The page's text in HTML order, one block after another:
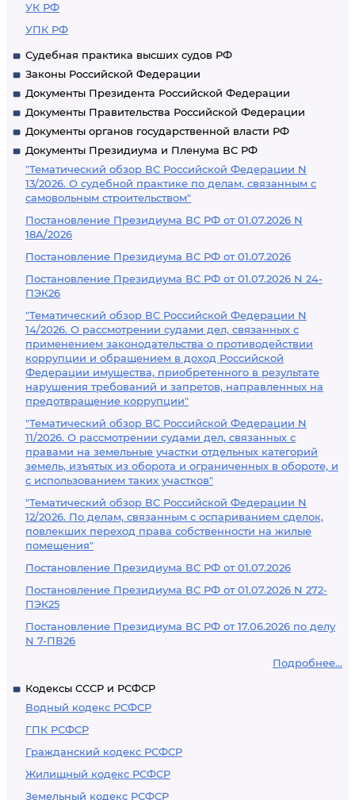
УК РФ
УПК РФ
Судебная практика высших судов РФ
Законы Российской Федерации
Документы Президента Российской Федерации
Документы Правительства Российской Федерации
Документы органов государственной власти РФ
Документы Президиума и Пленума ВС РФ
"Тематический обзор ВС Российской Федерации N
13/2026. О судебной практике по делам, связанным с
самовольным строительством"
Постановление Президиума ВС РФ от 01.07.2026 N
18А/2026
Постановление Президиума ВС РФ от 01.07.2026
Постановление Президиума ВС РФ от 01.07.2026 N 24-
ПЭК26
"Тематический обзор ВС Российской Федерации N
14/2026. О рассмотрении судами дел, связанных с
применением законодательства о противодействии
коррупции и обращением в доход Российской
Федерации имущества, приобретенного в результате
нарушения требований и запретов, направленных на
предотвращение коррупции"
"Тематический обзор ВС Российской Федерации N
11/2026. О рассмотрении судами дел, связанных с
правами на земельные участки отдельных категорий
земель, изъятых из оборота и ограниченных в обороте, и
с использованием таких участков"
"Тематический обзор ВС Российской Федерации N
12/2026. По делам, связанным с оспариванием сделок,
повлекших переход права собственности на жилые
помещения"
Постановление Президиума ВС РФ от 01.07.2026
Постановление Президиума ВС РФ от 01.07.2026 N 272-
ПЭК25
Постановление Президиума ВС РФ от 17.06.2026 по делу
N 7-ПВ26
Подробнее...
Кодексы СССР и РСФСР
Водный кодекс РСФСР
ГПК РСФСР
Гражданский кодекс РСФСР
Жилищный кодекс РСФСР
Земельный кодекс РСФСР